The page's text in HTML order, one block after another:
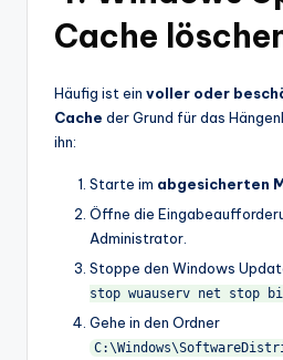
Cache
Häufig ist ein voller oder
Cache der Grund für das
ihn:
Starte im abgesicherten
Öffne die
Administrator.
Stoppe den Windows
stop wuauserv net stop
Gehe in den Ordner